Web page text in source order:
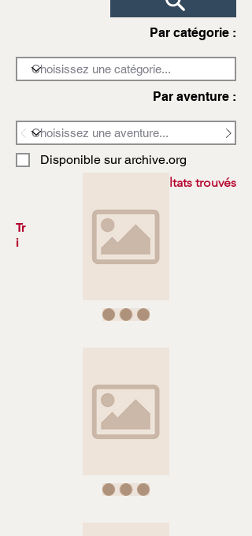
Par catégorie :
Par aventure :
Disponible sur archive.org
3972 résultats trouvés
Tr
i